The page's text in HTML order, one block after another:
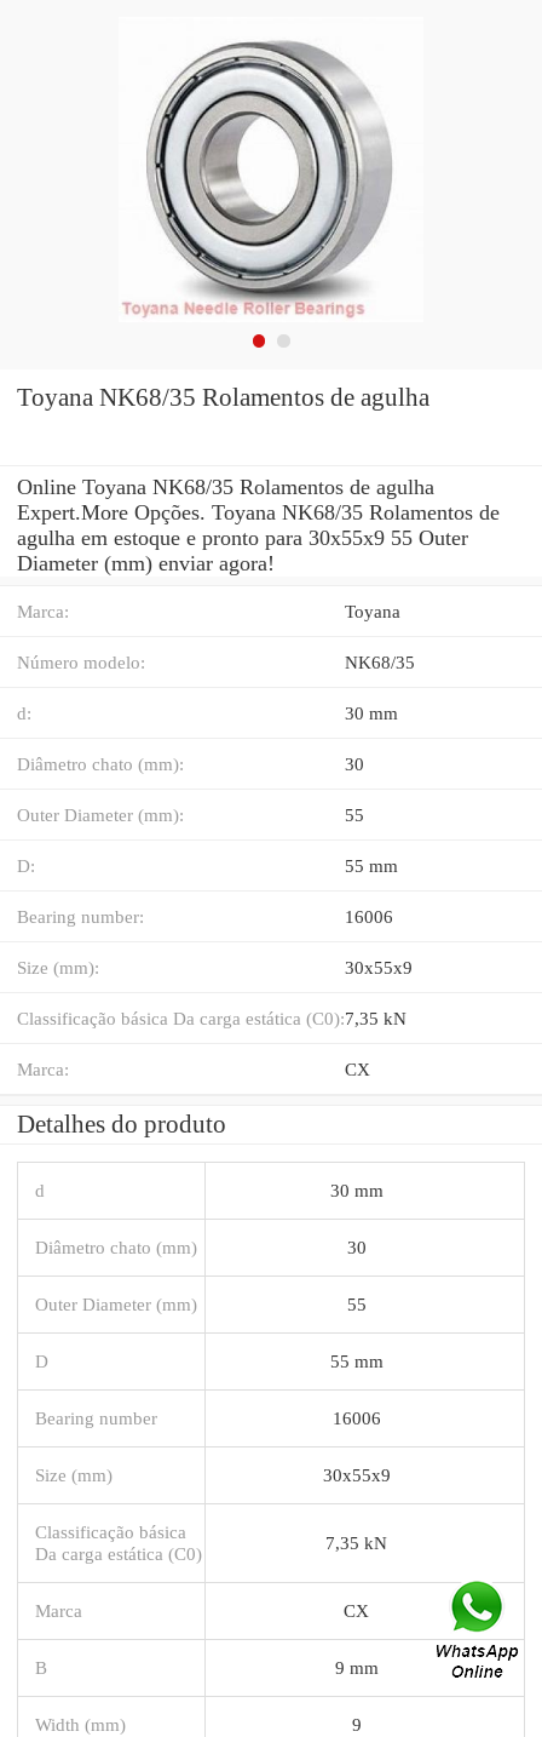
Toyana NK68/35 Rolamentos de agulha
Online Toyana NK68/35 Rolamentos de agulha
Expert.More Opções. Toyana NK68/35 Rolamentos de
agulha em estoque e pronto para 30x55x9 55 Outer
Diameter (mm) enviar agora!
Marca: Toyana
Número modelo: NK68/35
d: 30 mm
Diâmetro chato (mm): 30
Outer Diameter (mm): 55
D: 55 mm
Bearing number: 16006
Size (mm): 30x55x9
Classificação básica Da carga estática (C0):7,35 kN
Marca: CX
Detalhes do produto
d 30 mm
Diâmetro chato (mm) 30
Outer Diameter (mm) 55
D 55 mm
Bearing number 16006
Size (mm) 30x55x9
Classificação básica
Da carga estática (C0)
7,35 kN
Marca CX
B 9 mm
Width (mm) 9